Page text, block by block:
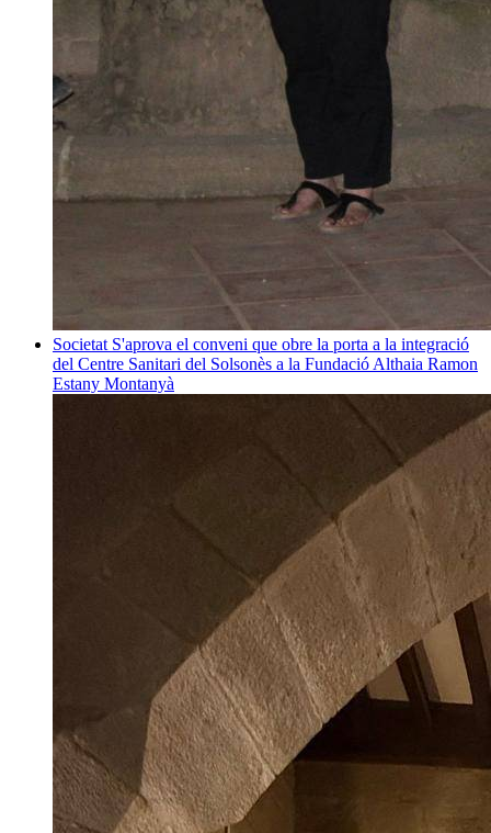
Societat S'aprova el conveni que obre la porta a la integració
del Centre Sanitari del Solsonès a la Fundació Althaia Ramon
Estany Montanyà